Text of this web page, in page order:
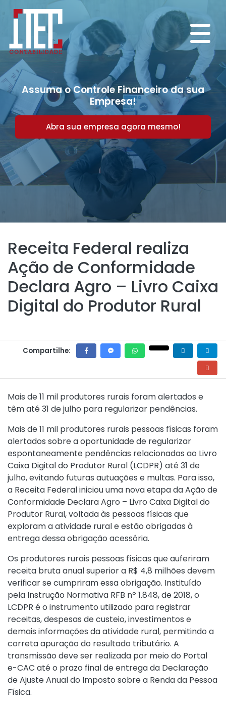
Assuma o Controle Financeiro da sua
Empresa!
Abra sua empresa agora mesmo!
Receita Federal realiza
Ação de Conformidade
Declara Agro – Livro Caixa
Digital do Produtor Rural
Compartilhe:
Mais de 11 mil produtores rurais foram alertados e
têm até 31 de julho para regularizar pendências.
Mais de 11 mil produtores rurais pessoas físicas foram
alertados sobre a oportunidade de regularizar
espontaneamente pendências relacionadas ao Livro
Caixa Digital do Produtor Rural (LCDPR) até 31 de
julho, evitando futuras autuações e multas. Para isso,
a Receita Federal iniciou uma nova etapa da Ação de
Conformidade Declara Agro – Livro Caixa Digital do
Produtor Rural, voltada às pessoas físicas que
exploram a atividade rural e estão obrigadas à
entrega dessa obrigação acessória.
Os produtores rurais pessoas físicas que auferiram
receita bruta anual superior a R$ 4,8 milhões devem
verificar se cumpriram essa obrigação. Instituído
pela Instrução Normativa RFB nº 1.848, de 2018, o
LCDPR é o instrumento utilizado para registrar
receitas, despesas de custeio, investimentos e
demais informações da atividade rural, permitindo a
correta apuração do resultado tributário. A
transmissão deve ser realizada por meio do Portal
e-CAC até o prazo final de entrega da Declaração
de Ajuste Anual do Imposto sobre a Renda da Pessoa
Física.